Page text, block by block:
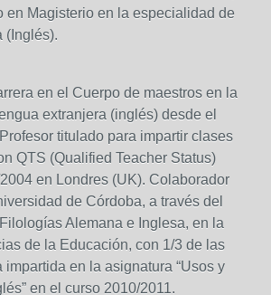
en Magisterio en la especialidad de
(Inglés).
en el Cuerpo de maestros en la
extranjera (inglés) desde el
titulado para impartir clases
QTS (Qualified Teacher Status)
en Londres (UK). Colaborador
de Córdoba, a través del
Alemana e Inglesa, en la
de la Educación, con 1/3 de las
impartida en la asignatura “Usos y
en el curso 2010/2011.